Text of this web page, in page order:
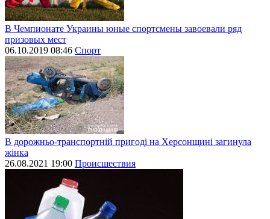
В Чемпионате Украины юные спортсмены завоевали ряд
призовых мест
06.10.2019 08:46 Спорт
В дорожньо-транспортній пригоді на Херсонщині загинула
жінка
26.08.2021 19:00 Происшествия